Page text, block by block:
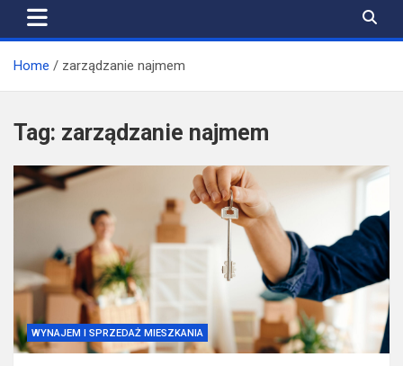
Home zarządzanie najmem
Tag: zarządzanie najmem
WYNAJEM I SPRZEDAŻ MIESZKANIA